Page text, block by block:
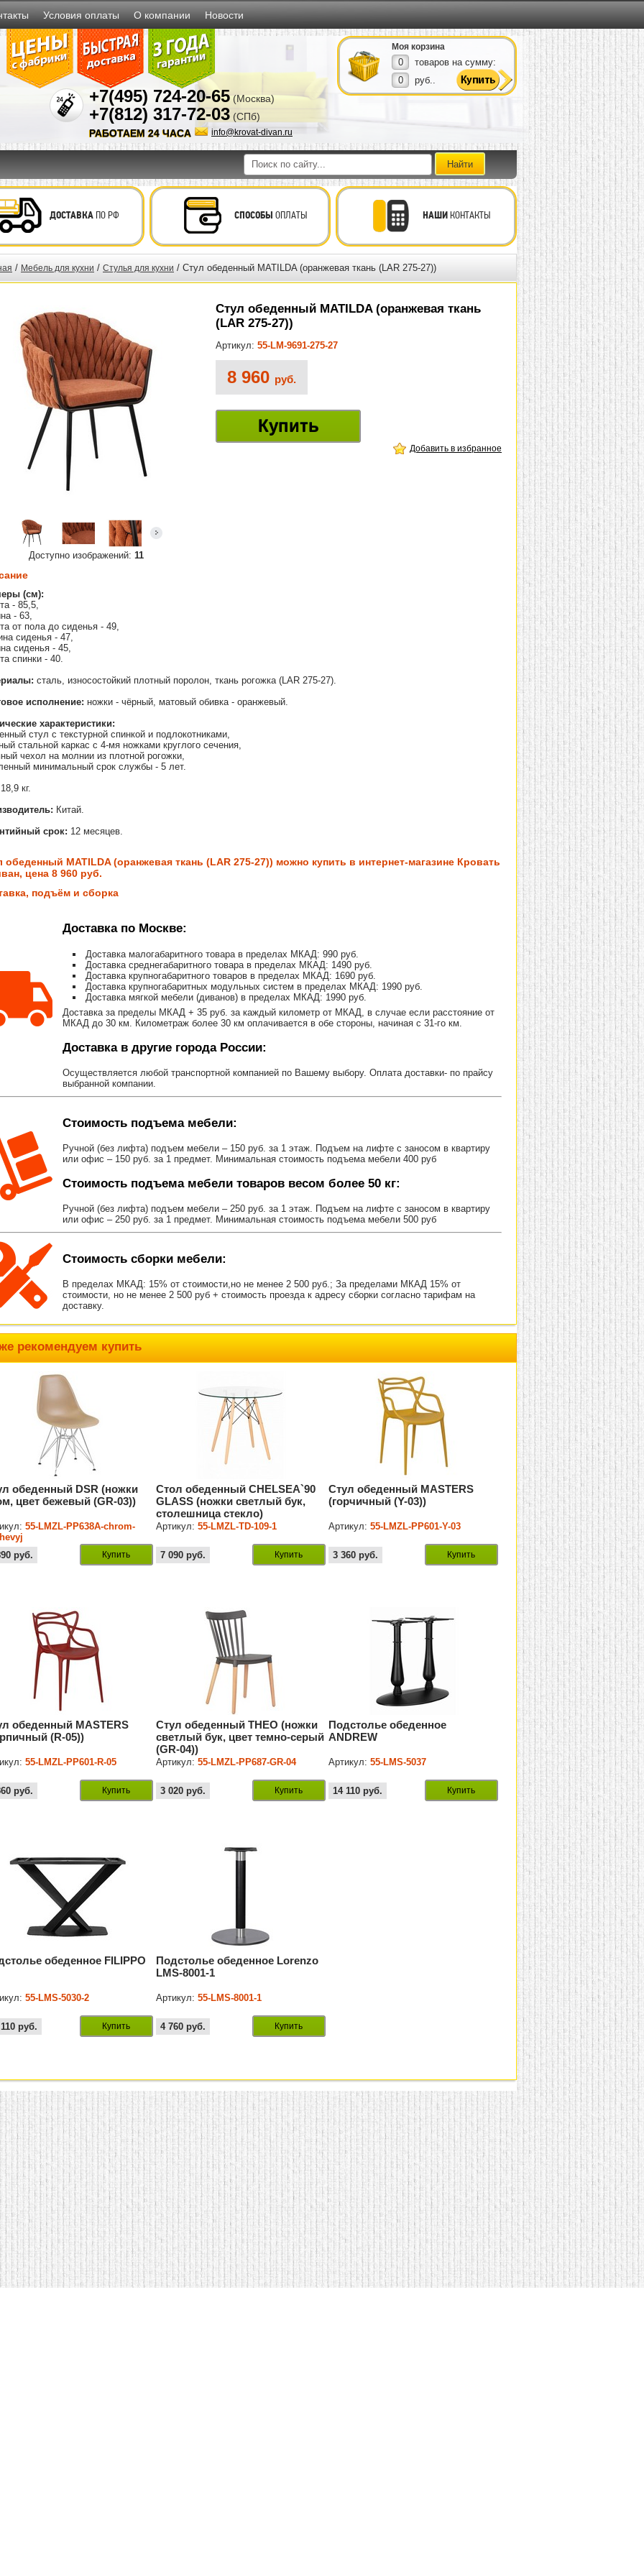
Условия оплаты О компании Новости
+7(495) 724-20-65 (Москва)
+7(812) 317-72-03 (СПб)
info@krovat-divan.ru
РАБОТАЕМ 24 ЧАСА
Моя корзина
0
товаров на сумму:
0
руб..
ДОСТАВКАПО РФ СПОСОБЫ ОПЛАТЫ НАШИКОНТАКТЫ
/ Мебель для кухни / Стулья для кухни / Стул обеденный MATILDA (оранжевая ткань (LAR 275-27))
Доступно изображений: 11
Стул обеденный MATILDA (оранжевая ткань
(LAR 275-27))
Артикул: 55-LM-9691-275-27
8 960 руб.
Купить
Добавить в избранное
(см):
- 85,5,
- 63,
от пола до сиденья - 49,
сиденья - 47,
сиденья - 45,
спинки - 40.
сталь, износостойкий плотный поролон, ткань рогожка (LAR 275-27).
исполнение: ножки - чёрный, матовый обивка - оранжевый.
характеристики:
стул с текстурной спинкой и подлокотниками,
стальной каркас с 4-мя ножками круглого сечения,
чехол на молнии из плотной рогожки,
минимальный срок службы - 5 лет.
18,9 кг.
Китай.
срок: 12 месяцев.
обеденный MATILDA (оранжевая ткань (LAR 275-27)) можно купить в интернет-магазине Кровать
цена 8 960 руб.
подъём и сборка
Доставка по Москве:
Доставка малогабаритного товара в пределах МКАД: 990 руб.
Доставка среднегабаритного товара в пределах МКАД: 1490 руб.
Доставка крупногабаритного товаров в пределах МКАД: 1690 руб.
Доставка крупногабаритных модульных систем в пределах МКАД: 1990 руб.
Доставка мягкой мебели (диванов) в пределах МКАД: 1990 руб.
Доставка за пределы МКАД + 35 руб. за каждый километр от МКАД, в случае если расстояние от
МКАД до 30 км. Километраж более 30 км оплачивается в обе стороны, начиная с 31-го км.
Доставка в другие города России:
Осуществляется любой транспортной компанией по Вашему выбору. Оплата доставки- по прайсу
выбранной компании.
Стоимость подъема мебели:
Ручной (без лифта) подъем мебели – 150 руб. за 1 этаж. Подъем на лифте с заносом в квартиру
или офис – 150 руб. за 1 предмет. Минимальная стоимость подъема мебели 400 руб
Стоимость подъема мебели товаров весом более 50 кг:
Ручной (без лифта) подъем мебели – 250 руб. за 1 этаж. Подъем на лифте с заносом в квартиру
или офис – 250 руб. за 1 предмет. Минимальная стоимость подъема мебели 500 руб
Стоимость сборки мебели:
В пределах МКАД: 15% от стоимости,но не менее 2 500 руб.; За пределами МКАД 15% от
стоимости, но не менее 2 500 руб + стоимость проезда к адресу сборки согласно тарифам на
доставку.
рекомендуем купить
обеденный DSR (ножки
цвет бежевый (GR-03))
55-LMZL-PP638A-chrom-
руб. Купить
Стол обеденный CHELSEA`90
GLASS (ножки светлый бук,
столешница стекло)
Артикул:55-LMZL-TD-109-1
7 090 руб. Купить
Стул обеденный MASTERS
(горчичный (Y-03))
Артикул:55-LMZL-PP601-Y-03
3 360 руб. Купить
обеденный MASTERS
(R-05))
55-LMZL-PP601-R-05
руб. Купить
Стул обеденный THEO (ножки
светлый бук, цвет темно-серый
(GR-04))
Артикул:55-LMZL-PP687-GR-04
3 020 руб. Купить
Подстолье обеденное
ANDREW
Артикул:55-LMS-5037
14 110 руб. Купить
обеденное FILIPPO
55-LMS-5030-2
руб. Купить
Подстолье обеденное Lorenzo
LMS-8001-1
Артикул:55-LMS-8001-1
4 760 руб. Купить